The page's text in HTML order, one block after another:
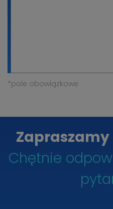
*pole obowiązkowe
Chętnie